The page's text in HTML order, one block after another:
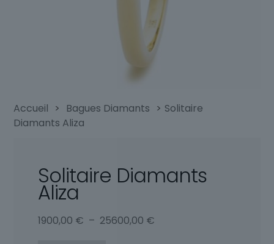
Accueil > Bagues Diamants > Solitaire
Diamants Aliza
Solitaire Diamants
Aliza
1900,00 € – 25600,00 €